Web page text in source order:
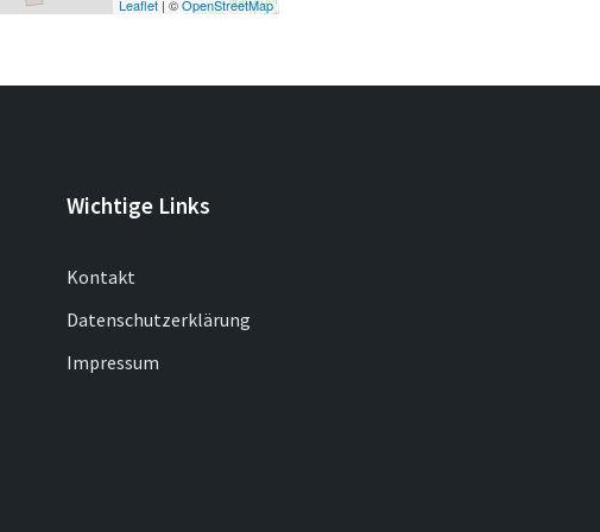
Leaflet| ©OpenStreetMap
Wichtige Links
Kontakt
Datenschutzerklärung
Impressum